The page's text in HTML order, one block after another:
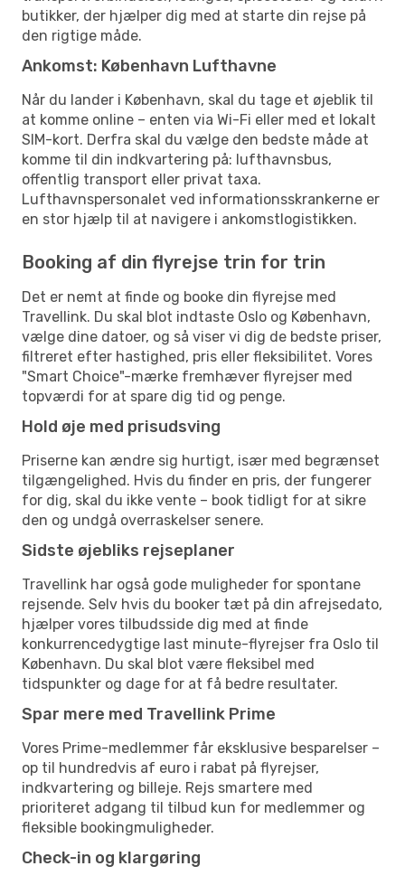
butikker, der hjælper dig med at starte din rejse på
den rigtige måde.
Ankomst: København Lufthavne
Når du lander i København, skal du tage et øjeblik til
at komme online – enten via Wi-Fi eller med et lokalt
SIM-kort. Derfra skal du vælge den bedste måde at
komme til din indkvartering på: lufthavnsbus,
offentlig transport eller privat taxa.
Lufthavnspersonalet ved informationsskrankerne er
en stor hjælp til at navigere i ankomstlogistikken.
Booking af din flyrejse trin for trin
Det er nemt at finde og booke din flyrejse med
Travellink. Du skal blot indtaste Oslo og København,
vælge dine datoer, og så viser vi dig de bedste priser,
filtreret efter hastighed, pris eller fleksibilitet. Vores
"Smart Choice"-mærke fremhæver flyrejser med
topværdi for at spare dig tid og penge.
Hold øje med prisudsving
Priserne kan ændre sig hurtigt, især med begrænset
tilgængelighed. Hvis du finder en pris, der fungerer
for dig, skal du ikke vente – book tidligt for at sikre
den og undgå overraskelser senere.
Sidste øjebliks rejseplaner
Travellink har også gode muligheder for spontane
rejsende. Selv hvis du booker tæt på din afrejsedato,
hjælper vores tilbudsside dig med at finde
konkurrencedygtige last minute-flyrejser fra Oslo til
København. Du skal blot være fleksibel med
tidspunkter og dage for at få bedre resultater.
Spar mere med Travellink Prime
Vores Prime-medlemmer får eksklusive besparelser –
op til hundredvis af euro i rabat på flyrejser,
indkvartering og billeje. Rejs smartere med
prioriteret adgang til tilbud kun for medlemmer og
fleksible bookingmuligheder.
Check-in og klargøring